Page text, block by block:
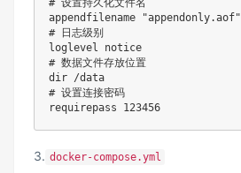
# 设置持久化文件名
appendfilename
"appendonly.aof"
# 日志级别
# 数据文件存放位置
dir
# 设置连接密码
requirepass 123456
3. docker-compose.yml